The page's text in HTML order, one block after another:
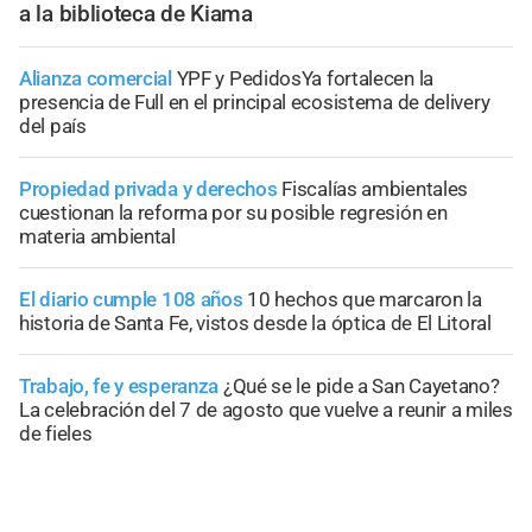
a la biblioteca de Kiama
Alianza comercial YPF y PedidosYa fortalecen la
presencia de Full en el principal ecosistema de delivery
del país
Propiedad privada y derechos Fiscalías ambientales
cuestionan la reforma por su posible regresión en
materia ambiental
El diario cumple 108 años 10 hechos que marcaron la
historia de Santa Fe, vistos desde la óptica de El Litoral
Trabajo, fe y esperanza ¿Qué se le pide a San Cayetano?
La celebración del 7 de agosto que vuelve a reunir a miles
de fieles